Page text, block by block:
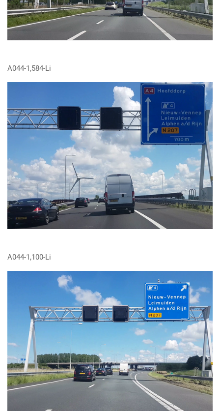
A044-1,584-Li
A044-1,100-Li